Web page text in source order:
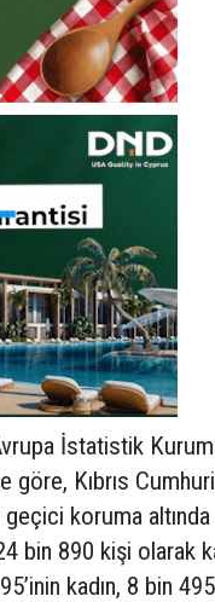
İstatistik
göre, Kıbrıs
koruma
24 bin 890 kişi olarak
kadın, 8 bin